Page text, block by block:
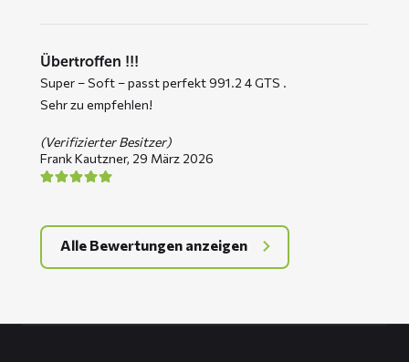
Übertroffen !!!
Super – Soft – passt perfekt 991.2 4 GTS .
Sehr zu empfehlen!
(Verifizierter Besitzer)
Frank Kautzner, 29 März 2026
Alle Bewertungen anzeigen